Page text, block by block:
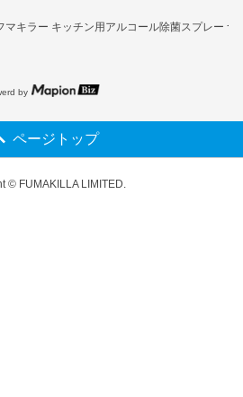
マキラー キッチン用アルコール除菌スプレー
by
ページトップ
© FUMAKILLA LIMITED.